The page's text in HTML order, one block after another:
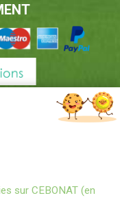
X
sur CEBONAT (en